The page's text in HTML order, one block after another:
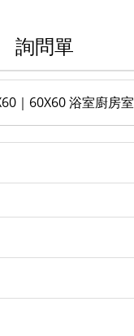
詢問單
｜60X60 浴室廚房